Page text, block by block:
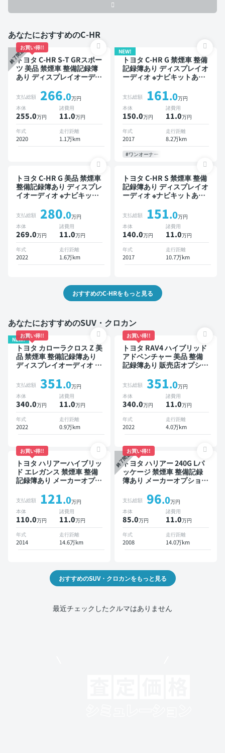
あなたにおすすめのC-HR
終了間近
お買い得!!
トヨタ C-HR S-T GRスポー
ツ 美品 禁煙車 整備記録簿
あり ディスプレイオーディ
クルーズ スマートキー
ETC バックモニター ドラ
イブレコーダー 衝突軽減
支払総額 266.0万円
本体
255.0万円
諸費用
11.0万円
年式
2020
走行距離
1.1万km
NEW!
トヨタ C-HR G 禁煙車 整備
記録簿あり ディスプレイオ
ーディオ ※ナビキットあり
ニター オートクルーズ ス
マートキー ETC バックモ
ニター 全方位カメラ ドラ
イブレコーダー フルエアロ
衝突軽減
支払総額 161.0万円
本体
150.0万円
諸費用
11.0万円
年式
2017
走行距離
8.2万km
#ワンオーナー
トヨタ C-HR G 美品 禁煙車
整備記録簿あり ディスプレ
イオーディオ ※ナビキット
トモニター オートクルーズ
スマートキー ETC バック
モニター 全方位カメラ ド
ライブレコーダー 衝突軽減
支払総額 280.0万円
本体
269.0万円
諸費用
11.0万円
年式
2022
走行距離
1.6万km
トヨタ C-HR S 禁煙車 整備
記録簿あり ディスプレイオ
ーディオ ※ナビキットあり
モニター 衝突軽減
支払総額 151.0万円
本体
140.0万円
諸費用
11.0万円
年式
2017
走行距離
10.7万km
おすすめのC-HRをもっと見る
あなたにおすすめのSUV・クロカン
NEW!
お買い得!!
トヨタ カローラクロス Z 美
品 禁煙車 整備記録簿あり
ディスプレイオーディオ ※
スポットモニター オートク
ルーズ スマートキー ETC
電動バックドア バックモニ
ター 全方位カメラ ドライ
ブレコーダー 衝突軽減
支払総額 351.0万円
本体
340.0万円
諸費用
11.0万円
年式
2022
走行距離
0.9万km
お買い得!!
トヨタ RAV4 ハイブリッド
アドベンチャー 美品 整備
記録簿あり 販売店オプショ
ットモニター デジタルイン
ナーミラー オートクルーズ
スマートキー ETC バック
モニター ドライブレコーダ
ー 衝突軽減
支払総額 351.0万円
本体
340.0万円
諸費用
11.0万円
年式
2022
走行距離
4.0万km
お買い得!!
トヨタ ハリアーハイブリッ
ド エレガンス 禁煙車 整備
記録簿あり メーカーオプシ
ETC バックモニター ドラ
イブレコーダー
支払総額 121.0万円
本体
110.0万円
諸費用
11.0万円
年式
2014
走行距離
14.6万km
終了間近
お買い得!!
トヨタ ハリアー 240G Lパ
ッケージ 禁煙車 整備記録
簿あり メーカーオプション
ETC サンルーフ バックモ
ニター ドライブレコーダー
支払総額 96.0万円
本体
85.0万円
諸費用
11.0万円
年式
2008
走行距離
14.0万km
おすすめのSUV・クロカンをもっと見る
最近チェックしたクルマはありません